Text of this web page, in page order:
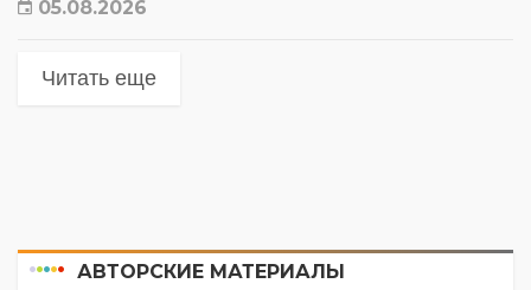
05.08.2026
Читать еще
АВТОРСКИЕ МАТЕРИАЛЫ